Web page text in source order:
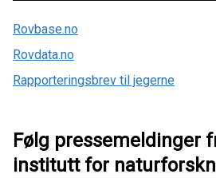
Rovbase.no
Rovdata.no
Rapporteringsbrev til jegerne
Følg pressemeldinger
institutt for